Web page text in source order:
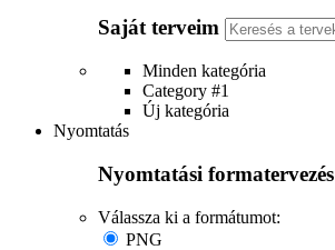
Saját terveim
Minden kategória
Category #1
Új kategória
Nyomtatás
Nyomtatási formatervezés
Válassza ki a formátumot:
PNG